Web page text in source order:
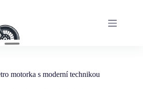
motorka s moderní technikou